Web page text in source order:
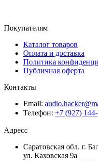
Покупателям
Каталог товаров
Оплата и доставка
Политика
Публичная оферта
Контакты
Email:
Телефон: +7 (927)
Адресс
Саратовская обл. г.
ул. Каховская 9а